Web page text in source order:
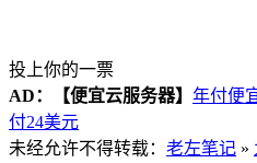
投上你的一票
AD：
【便宜云服务器】 年付便
付24美元
未经允许不得转载： 老左笔记 »